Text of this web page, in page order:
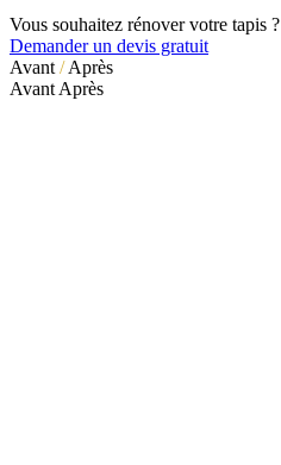
Vous souhaitez rénover votre tapis ?
Demander un devis gratuit
Avant /Après
Avant Après